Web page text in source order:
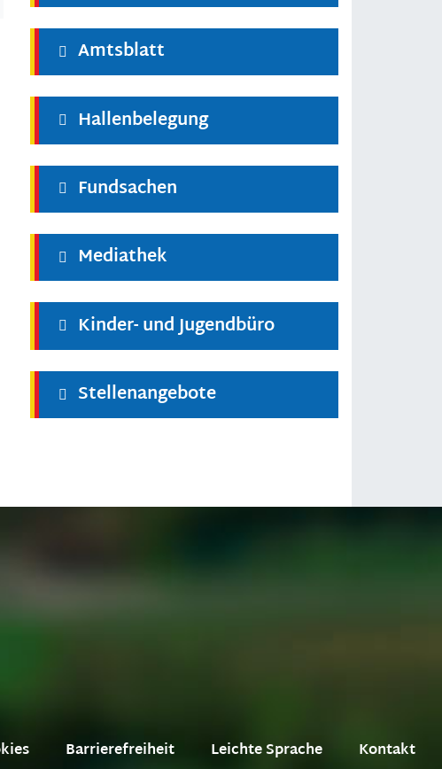
Amtsblatt
Hallenbelegung
Fundsachen
Mediathek
Kinder- und Jugendbüro
Stellenangebote
Barrierefreiheit Leichte Sprache Kontakt